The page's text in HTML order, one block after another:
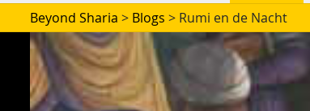
Beyond Sharia > Blogs > Rumi en de Nacht